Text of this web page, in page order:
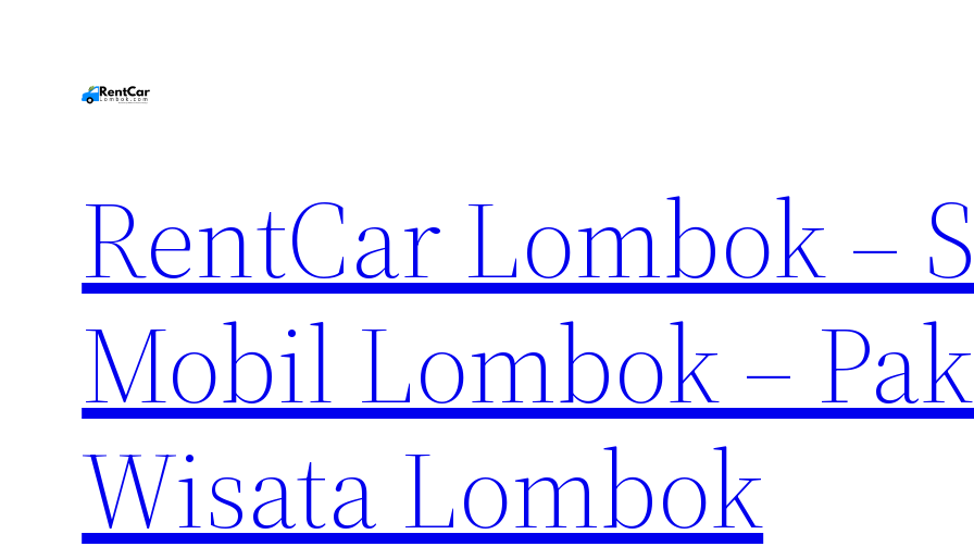
RentCar Lombok –
Mobil Lombok –
Wisata Lombok